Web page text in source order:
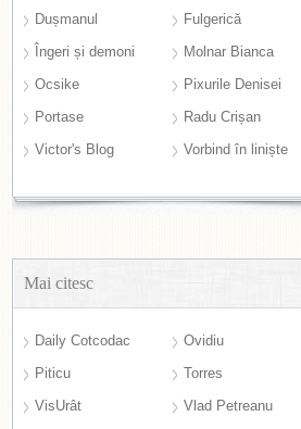
Dușmanul
Fulgerică
Îngeri și demoni
Molnar Bianca
Ocsike
Pixurile Denisei
Portase
Radu Crișan
Victor's Blog
Vorbind în liniște
Mai citesc
Daily Cotcodac
Ovidiu
Piticu
Torres
VisUrât
Vlad Petreanu